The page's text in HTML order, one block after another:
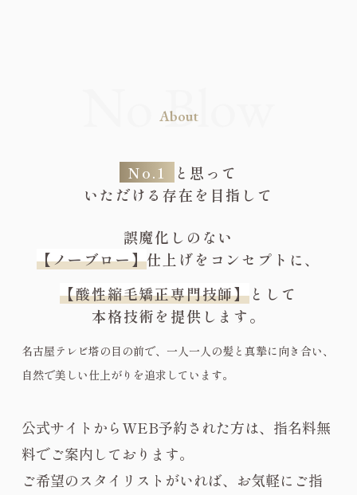
About
No.1
と思って
いただける存在を目指して
誤魔化しのない
【ノーブロー】仕上げをコンセプトに、
【酸性縮毛矯正専門技師】として
本格技術を提供します。
名古屋テレビ塔の目の前で、一人一人の髪と真摯に向き合い、
自然で美しい仕上がりを追求しています。
公式サイトからWEB予約された方は、指名料無
料でご案内しております。
ご希望のスタイリストがいれば、お気軽にご指